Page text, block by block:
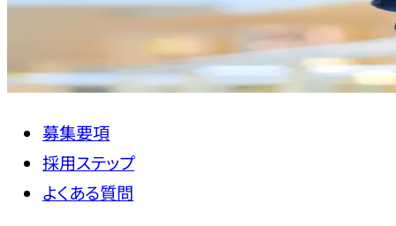
募集要項
採用ステップ
よくある質問